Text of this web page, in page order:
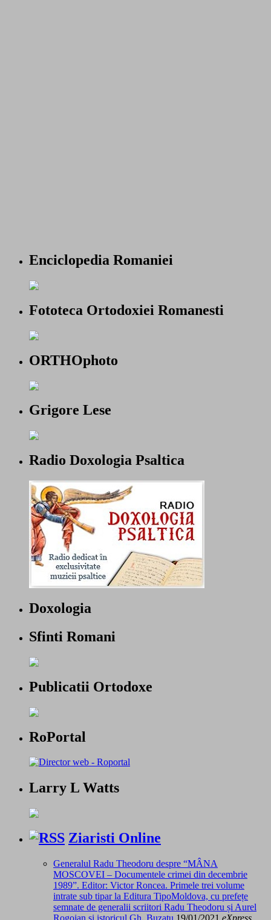
Enciclopedia Romaniei
Fototeca Ortodoxiei Romanesti
ORTHOphoto
Grigore Lese
Radio Doxologia Psaltica
Doxologia
Sfinti Romani
Publicatii Ortodoxe
RoPortal
Larry L Watts
Ziaristi Online
Generalul Radu Theodoru despre “MÂNA
MOSCOVEI – Documentele crimei din decembrie
1989”. Editor: Victor Roncea. Primele trei volume
intrate sub tipar la Editura TipoMoldova, cu prefețe
semnate de generalii scriitori Radu Theodoru și Aurel
Rogojan și istoricul Gh. Buzatu 19/01/2021 eXpress